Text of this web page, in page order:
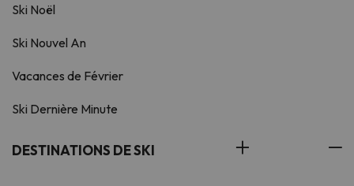
Ski Noël
Ski Nouvel An
Vacances de Février
Ski Dernière Minute
DESTINATIONS DE SKI